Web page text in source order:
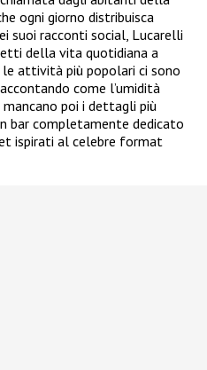
ogni giorno distribuisca
suoi racconti social, Lucarelli
della vita quotidiana a
le attività più popolari ci sono
come l’umidità
mancano poi i dettagli più
bar completamente dedicato
ispirati al celebre format